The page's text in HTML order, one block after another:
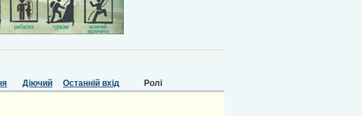
Діючий Останній вхід Ролі